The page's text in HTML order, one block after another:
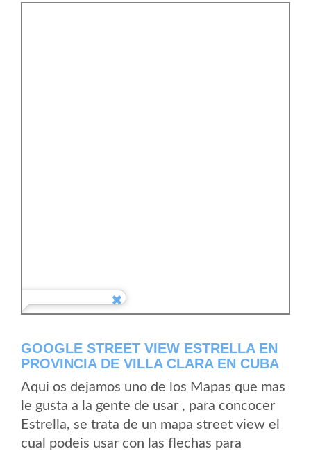
GOOGLE STREET VIEW ESTRELLA EN
PROVINCIA DE VILLA CLARA EN CUBA
Aqui os dejamos uno de los Mapas que mas
le gusta a la gente de usar , para concocer
Estrella, se trata de un mapa street view el
cual podeis usar con las flechas para